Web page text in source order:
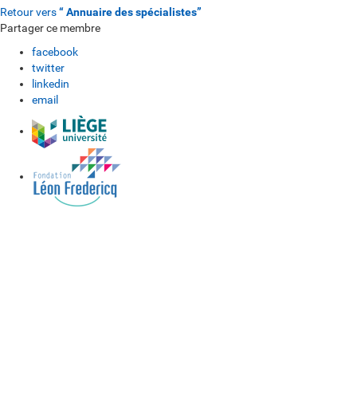
Retour vers“ Annuaire des spécialistes”
Partager ce membre
facebook
twitter
linkedin
email